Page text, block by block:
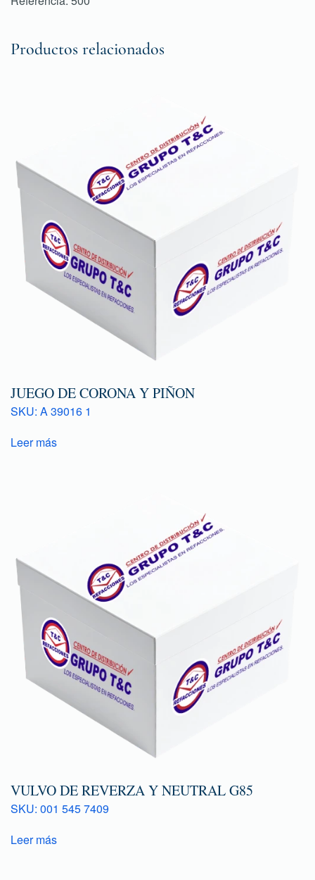
Productos relacionados
JUEGO DE CORONA Y PIÑON
SKU: A 39016 1
Leer más
VULVO DE REVERZA Y NEUTRAL G85
SKU: 001 545 7409
Leer más